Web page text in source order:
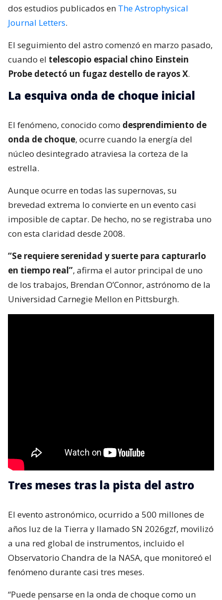
dos estudios publicados en The Astrophysical
Journal Letters.
El seguimiento del astro comenzó en marzo pasado,
cuando el telescopio espacial chino Einstein
Probe detectó un fugaz destello de rayos X.
La esquiva onda de choque inicial
El fenómeno, conocido como desprendimiento de
onda de choque, ocurre cuando la energía del
núcleo desintegrado atraviesa la corteza de la
estrella.
Aunque ocurre en todas las supernovas, su
brevedad extrema lo convierte en un evento casi
imposible de captar. De hecho, no se registraba uno
con esta claridad desde 2008.
“Se requiere serenidad y suerte para capturarlo
en tiempo real”, afirma el autor principal de uno
de los trabajos, Brendan O’Connor, astrónomo de la
Universidad Carnegie Mellon en Pittsburgh.
Tres meses tras la pista del astro
El evento astronómico, ocurrido a 500 millones de
años luz de la Tierra y llamado SN 2026gzf, movilizó
a una red global de instrumentos, incluido el
Observatorio Chandra de la NASA, que monitoreó el
fenómeno durante casi tres meses.
“Puede pensarse en la onda de choque como un